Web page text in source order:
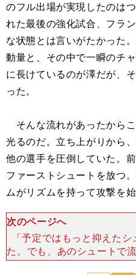
のフル出場が実現したのは
れた最後の強化試合、フラ
な状態とは言いがたかった
動量と、その中で一瞬のチ
に長けているのが澤だが、
った。
そんな流れがあったから
光るのだ。立ち上がりから
他の選手を圧倒していた。
ファーストシュートを放つ
ムがリズムを持って攻撃を
次のページへ
「予定ではもっと抑えた
た。でも、あのシュートで
かった」 前半33分、先制